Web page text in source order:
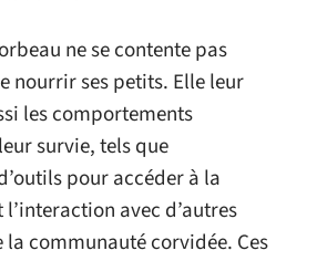
ne se contente pas
nourrir ses petits. Elle leur
les comportements
survie, tels que
pour accéder à la
avec d’autres
la communauté corvidée. Ces